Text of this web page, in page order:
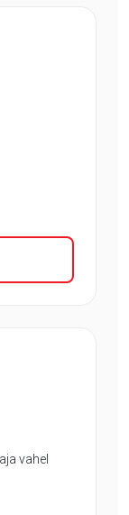
vahel